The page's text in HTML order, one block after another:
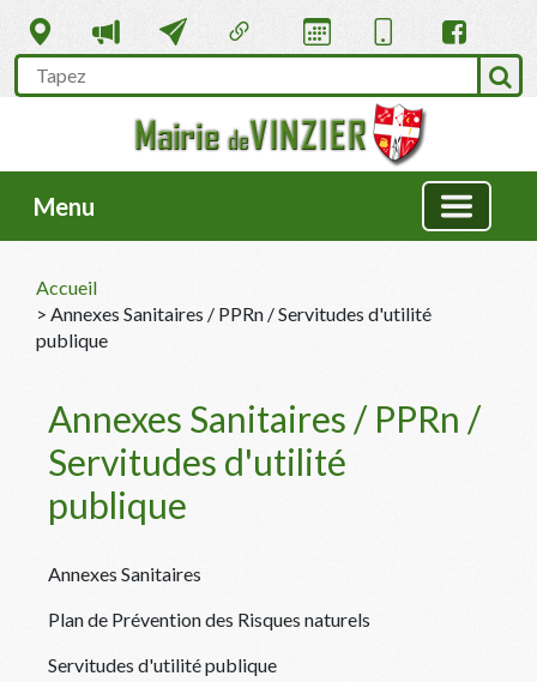
Menu
Accueil
> Annexes Sanitaires / PPRn / Servitudes d'utilité
publique
Annexes Sanitaires / PPRn /
Servitudes d'utilité
publique
Annexes Sanitaires
Plan de Prévention des Risques naturels
Servitudes d'utilité publique